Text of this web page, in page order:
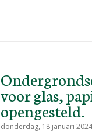
voor glas,
opengesteld.
donderdag, 18 januari 2024